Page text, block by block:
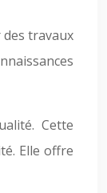
travaux
Cette
Elle offre